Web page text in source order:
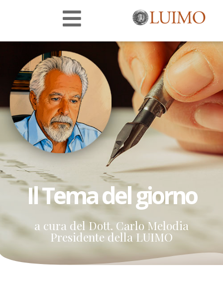
Il Tema del giorno
a cura del Dott. Carlo Melodia
Presidente della LUIMO